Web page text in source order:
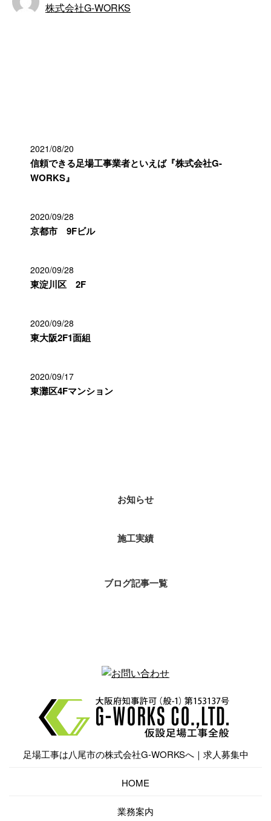
株式会社G-WORKS
2021/08/20
信頼できる足場工事業者といえば『株式会社G-
WORKS』
2020/09/28
京都市 9Fビル
2020/09/28
東淀川区 2F
2020/09/28
東大阪2F1面組
2020/09/17
東灘区4Fマンション
お知らせ
施工実績
ブログ記事一覧
足場工事は八尾市の株式会社G-WORKSへ｜ 求人募集中
HOME
業務案内